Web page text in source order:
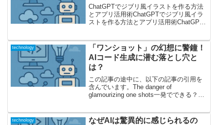
ChatGPTでジブリ風イラストを作る方法
とアプリ活用術ChatGPTでジブリ風イラ
ストを作る方法とアプリ活用術ChatGPT
す。その中でも特に話題なのが、ジブリ
風イラ...
technology
「ワンショット」の幻想に警鐘！
AIコード生成に潜む落とし穴と
は？
この記事の途中に、以下の記事の引用を
含んでいます。The danger of
glamourizing one shots一発でできる？
魔法のように「一発で」動くコ...
technology
なぜAIは驚異的に感じられるの